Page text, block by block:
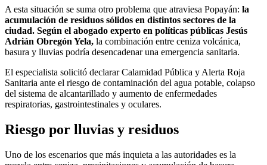
A esta situación se suma otro problema que atraviesa Popayán: la
acumulación de residuos sólidos en distintos sectores de la
ciudad. Según el abogado experto en políticas públicas Jesús
Adrián Obregón Yela, la combinación entre ceniza volcánica,
basura y lluvias podría desencadenar una emergencia sanitaria.
El especialista solicitó declarar Calamidad Pública y Alerta Roja
Sanitaria ante el riesgo de contaminación del agua potable, colapso
del sistema de alcantarillado y aumento de enfermedades
respiratorias, gastrointestinales y oculares.
Riesgo por lluvias y residuos
Uno de los escenarios que más inquieta a las autoridades es la